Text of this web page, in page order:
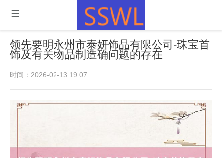
领先要明永州市泰妍饰品有限公司-珠宝首
饰及有关物品制造确问题的存在
时间：2026-02-13 19:07